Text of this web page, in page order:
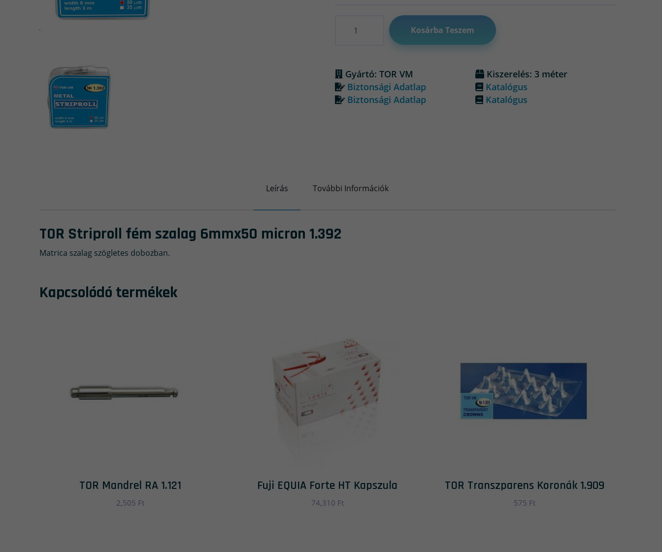
Kosárba Teszem
Gyártó: TOR VM
Kiszerelés: 3 méter
Biztonsági Adatlap
Katalógus
Biztonsági Adatlap
Katalógus
Leírás További Információk
TOR Striproll fém szalag 6mmx50 micron 1.392
Matrica szalag szögletes dobozban.
Kapcsolódó termékek
TOR Mandrel RA 1.121
2,505 Ft
Fuji EQUIA Forte HT Kapszula
74,310 Ft
TOR Transzparens Koronák 1.909
575 Ft